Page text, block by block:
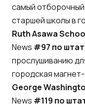
самый
старшей школы в
Ruth Asawa
News #97 по
прослушиванию
городская
George
News #119 по